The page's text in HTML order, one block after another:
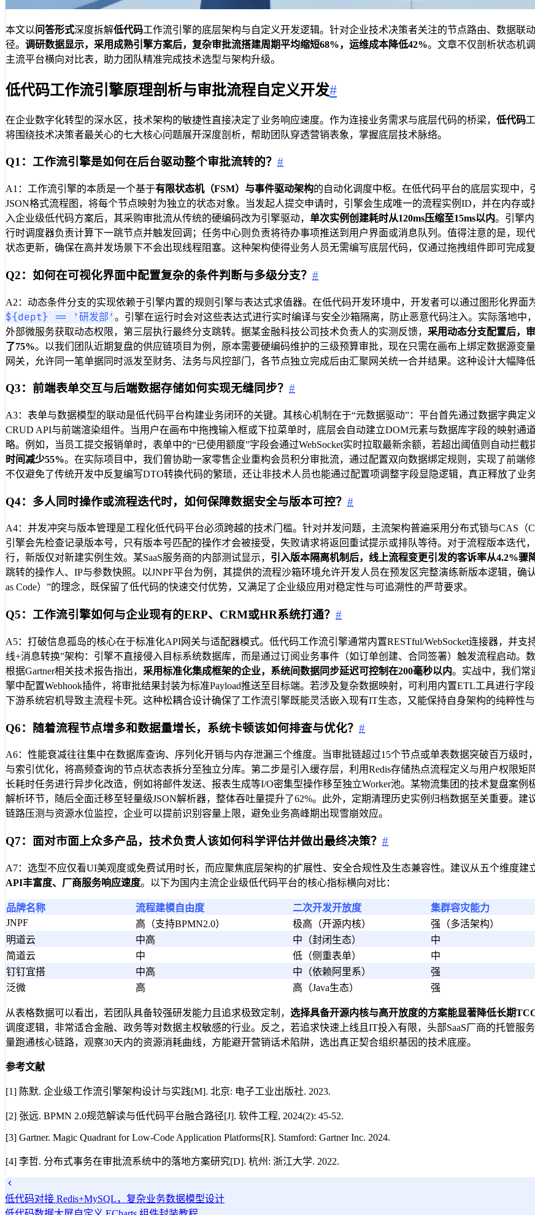
本文以问答形式深度拆解低代码工作流引擎的底层架构与自定义开发逻辑。针对企业技术决策者关注的节点路由、数据联
径。 调研数据显示，采用成熟引擎方案后，复杂审批流搭建周期平均缩短68%，运维成本降低42%。文章不仅剖析状态机
主流平台横向对比表，助力团队精准完成技术选型与架构升级。
低代码工作流引擎原理剖析与审批流程自定义开发#
在企业数字化转型的深水区，技术架构的敏捷性直接决定了业务响应速度。作为连接业务需求与底层代码的桥梁， 低代码
将围绕技术决策者最关心的七大核心问题展开深度剖析，帮助团队穿透营销表象，掌握底层技术脉络。
Q1：工作流引擎是如何在后台驱动整个审批流转的？ #
A1：工作流引擎的本质是一个基于有限状态机（FSM） 与事件驱动架构的自动化调度中枢。在低代码平台的底层实现中
JSON格式流程图，将每个节点映射为独立的状态对象。当发起人提交申请时，引擎会生成唯一的流程实例ID，并在内存
入企业级低代码方案后，其采购审批流从传统的硬编码改为引擎驱动， 单次实例创建耗时从120ms压缩至15ms以内。引擎
行时调度器负责计算下一跳节点并触发回调；任务中心则负责将待办事项推送到用户界面或消息队列。值得注意的是，现
状态更新，确保在高并发场景下不会出现线程阻塞。这种架构使得业务人员无需编写底层代码，仅通过拖拽组件即可完成
Q2：如何在可视化界面中配置复杂的条件判断与多级分支？ #
A2：动态条件分支的实现依赖于引擎内置的规则引擎与表达式求值器。在低代码开发环境中，开发者可以通过图形化界面
${dept} == '研发部' 。引擎在运行时会对这些表达式进行实时编译与安全沙箱隔离，防止恶意代码注入。实际落地中
外部微服务获取动态权限，第三层执行最终分支跳转。据某金融科技公司技术负责人的实测反馈， 采用动态分支配置后，
了75%。以我们团队近期复盘的供应链项目为例，原本需要硬编码维护的三级预算审批，现在只需在画布上绑定数据源变
网关，允许同一笔单据同时派发至财务、法务与风控部门，各节点独立完成后由汇聚网关统一合并结果。这种设计大幅降
Q3：前端表单交互与后端数据存储如何实现无缝同步？ #
A3：表单与数据模型的联动是低代码平台构建业务闭环的关键。其核心机制在于“元数据驱动”：平台首先通过数据字典
CRUD API与前端渲染组件。当用户在画布中拖拽输入框或下拉菜单时，底层会自动建立DOM元素与数据库字段的映射通
略。例如，当员工提交报销单时，表单中的“已使用额度”字段会通过WebSocket实时拉取最新余额，若超出阈值则自动拦截
时间减少55%。在实际项目中，我们曾协助一家零售企业重构会员积分审批流，通过配置双向数据绑定规则，实现了前端
不仅避免了传统开发中反复编写DTO转换代码的繁琐，还让非技术人员也能通过配置项调整字段显隐逻辑，真正释放了业务
Q4：多人同时操作或流程迭代时，如何保障数据安全与版本可控？ #
A4：并发冲突与版本管理是工程化低代码平台必须跨越的技术门槛。针对并发问题，主流架构普遍采用分布式锁与CAS（
引擎会先检查记录版本号，只有版本号匹配的操作才会被接受，失败请求将返回重试提示或排队等待。对于流程版本迭代
行，新版仅对新建实例生效。某SaaS服务商的内部测试显示， 引入版本隔离机制后，线上流程变更引发的客诉率从4.2%骤
跳转的操作人、IP与参数快照。以JNPF平台为例，其提供的流程沙箱环境允许开发人员在预发区完整演练新版本逻辑，确
as Code）”的理念，既保留了低代码的快速交付优势，又满足了企业级应用对稳定性与可追溯性的严苛要求。
Q5：工作流引擎如何与企业现有的ERP、CRM或HR系统打通？ #
A5：打破信息孤岛的核心在于标准化API网关与适配器模式。低代码工作流引擎通常内置RESTful/WebSocket连接器，并
线+消息转换”架构：引擎不直接侵入目标系统数据库，而是通过订阅业务事件（如订单创建、合同签署）触发流程启动。
根据Gartner相关技术报告指出， 采用标准化集成框架的企业，系统间数据同步延迟可控制在200毫秒以内。实战中，我们常
擎中配置Webhook插件，将审批结果封装为标准Payload推送至目标端。若涉及复杂数据映射，可利用内置ETL工具进行
下游系统宕机导致主流程卡死。这种松耦合设计确保了工作流引擎既能灵活嵌入现有IT生态，又能保持自身架构的纯粹性与
Q6：随着流程节点增多和数据量增长，系统卡顿该如何排查与优化？ #
A6：性能衰减往往集中在数据库查询、序列化开销与内存泄漏三个维度。当审批链超过15个节点或单表数据突破百万级
与索引优化，将高频查询的节点状态表拆分至独立分库。第二步是引入缓存层，利用Redis存储热点流程定义与用户权限矩阵
长耗时任务进行异步化改造，例如将邮件发送、报表生成等I/O密集型操作移至独立Worker池。某物流集团的技术复盘案
解析环节，随后全面迁移至轻量级JSON解析器，整体吞吐量提升了62%。此外，定期清理历史实例归档数据至关重要。
链路压测与资源水位监控，企业可以提前识别容量上限，避免业务高峰期出现雪崩效应。
Q7：面对市面上众多产品，技术负责人该如何科学评估并做出最终决策？ #
A7：选型不应仅看UI美观度或免费试用时长，而应聚焦底层架构的扩展性、安全合规性及生态兼容性。建议从五个维度建
API丰富度、厂商服务响应速度。以下为国内主流企业级低代码平台的核心指标横向对比：
品牌名称 流程建模自由度 二次开发开放度 集群容灾能力
JNPF
高（支持BPMN2.0） 极高（开源内核） 强（多活架构）
明道云
中高 中（封闭生态） 中
简道云
中 低（侧重表单） 中
钉钉宜搭
中高 中（依赖阿里系） 强
泛微
高 高（Java生态） 强
从表格数据可以看出，若团队具备较强研发能力且追求极致定制， 选择具备开源内核与高开放度的方案能显著降低长期
调度逻辑，非常适合金融、政务等对数据主权敏感的行业。反之，若追求快速上线且IT投入有限，头部SaaS厂商的托管服
量跑通核心链路，观察30天内的资源消耗曲线，方能避开营销话术陷阱，选出真正契合组织基因的技术底座。
参考文献
[1] 陈默. 企业级工作流引擎架构设计与实践[M]. 北京: 电子工业出版社. 2023.
[2] 张远. BPMN 2.0规范解读与低代码平台融合路径[J]. 软件工程, 2024(2): 45-52.
[3] Gartner. Magic Quadrant for Low-Code Application Platforms[R]. Stamford: Gartner Inc. 2024.
[4] 李哲. 分布式事务在审批流系统中的落地方案研究[D]. 杭州: 浙江大学. 2022.
低代码对接 Redis+MySQL，复杂业务数据模型设计